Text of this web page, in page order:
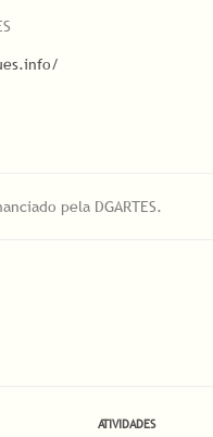
pela DGARTES.
ATIVIDADES